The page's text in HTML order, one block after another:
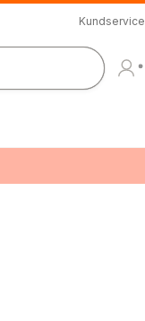
Kundservice